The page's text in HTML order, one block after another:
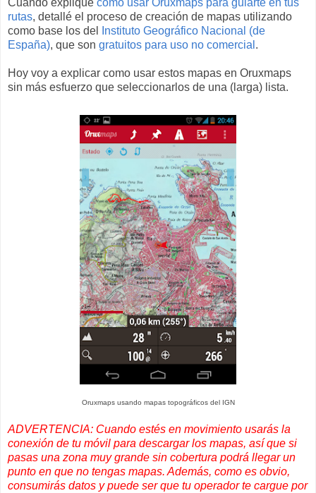
Cuando expliqué como usar Oruxmaps para guiarte en tus
rutas, detallé el proceso de creación de mapas utilizando
como base los del
Instituto Geográfico Nacional (de
España), que son gratuitos para uso no comercial .
Hoy voy a explicar como usar estos mapas en Oruxmaps
sin más esfuerzo que seleccionarlos de una (larga) lista.
Oruxmaps usando mapas topográficos del IGN
ADVERTENCIA: Cuando estés en movimiento usarás la
conexión de tu móvil para descargar los mapas, así que si
pasas una zona muy grande sin cobertura podrá llegar un
punto en que no tengas mapas. Además, como es obvio,
consumirás datos y puede ser que tu operador te cargue por